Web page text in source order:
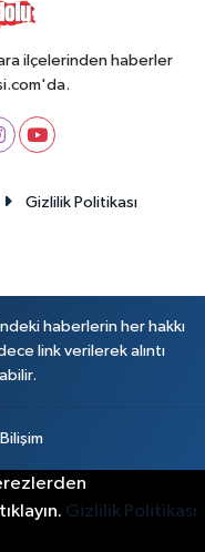
ilçelerinden haberler
Gizlilik Politikası
haberlerin her hakkı
link verilerek alıntı
Gizlilik Politikası